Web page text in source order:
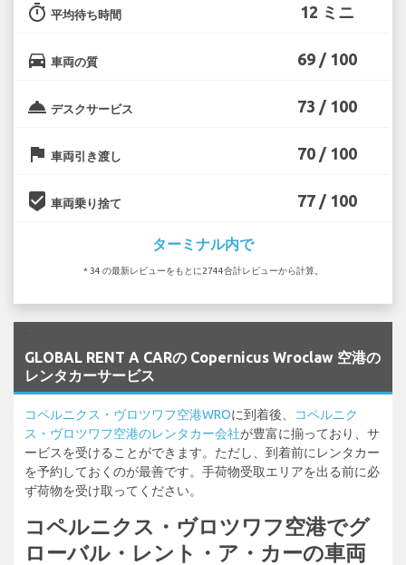
timer 平均待ち時間 12 ミニ
directions_car 車両の質 69 / 100
room_service デスクサービス 73 / 100
flag 車両引き渡し 70 / 100
beenhere 車両乗り捨て 77 / 100
ターミナル内で
* 34 の最新レビューをもとに2744合計レビューから計算。
GLOBAL RENT A CARの Copernicus Wroclaw 空港の
レンタカーサービス
コペルニクス・ヴロツワフ空港WROに到着後、
コペルニク
ス・ヴロツワフ空港のレンタカー会社が豊富に揃っており、サ
ービスを受けることができます。ただし、到着前にレンタカー
を予約しておくのが最善です。手荷物受取エリアを出る前に必
ず荷物を受け取ってください。
コペルニクス・ヴロツワフ空港でグ
ローバル・レント・ア・カーの車両